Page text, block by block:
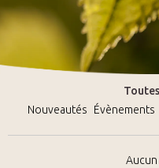
Nouveautés
Évènements